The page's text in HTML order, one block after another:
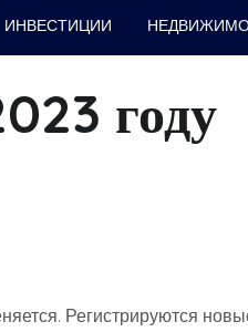
ИНВЕСТИЦИИ
году
Регистрируются